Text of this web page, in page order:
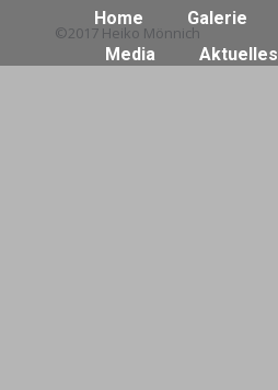
Home Galerie
Media
Aktuelles
©2017 Heiko Mönnich